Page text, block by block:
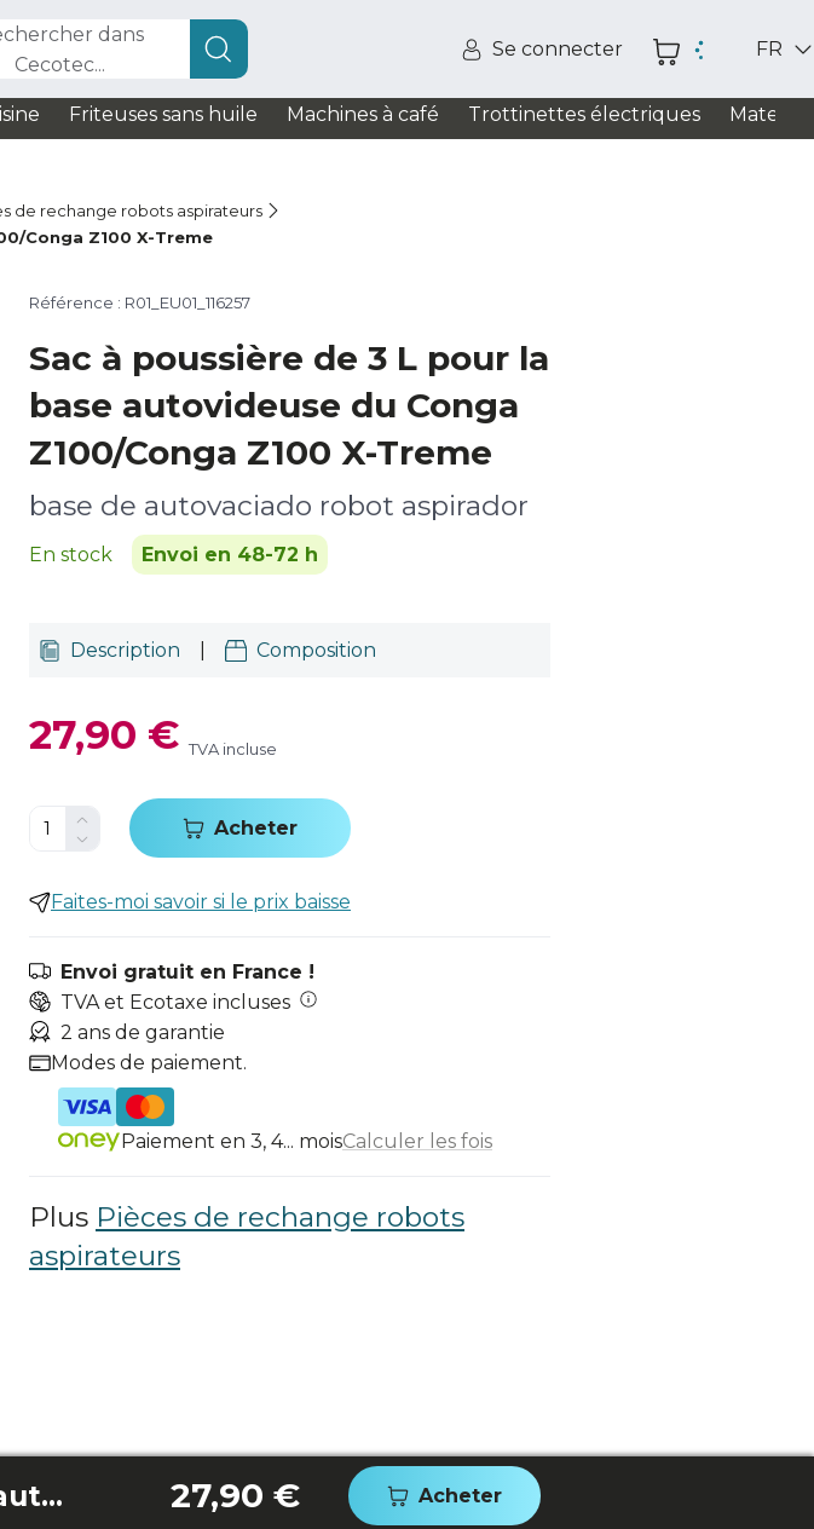
dans
Cecotec...
Se connecter FR
Friteuses sans huile Machines à café Trottinettes électriques Matelas
de rechange robots aspirateurs
Conga Z100 X-Treme
Référence : R01_EU01_116257
Sac à poussière de 3 L pour la
base autovideuse du Conga
Z100/Conga Z100 X-Treme
base de autovaciado robot aspirador
En stock Envoi en 48-72 h
Description Composition
27,90 € TVA incluse
Acheter
Faites-moi savoir si le prix baisse
Envoi gratuit en France !
TVA et Ecotaxe incluses
2 ans de garantie
Modes de paiement.
Paiement en 3, 4... moisCalculer les fois
Plus Pièces de rechange robots
aspirateurs
Sac à poussière de 3 L pour la base autovideuse du Conga Z100/Conga Z100 X-Treme 27,90 € Acheter